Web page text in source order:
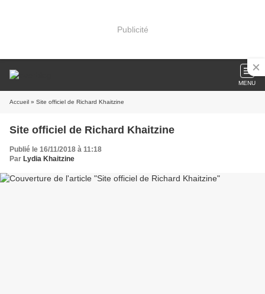
Publicité
MENU
Accueil » Site officiel de Richard Khaitzine
Site officiel de Richard Khaitzine
Publié le 16/11/2018 à 11:18
Par Lydia Khaitzine